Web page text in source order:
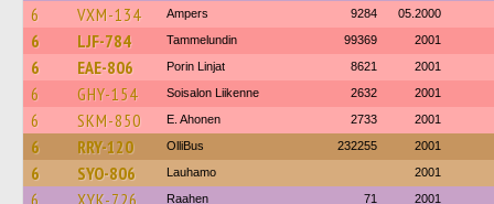
6 VXM-134 Ampers 9284 05.2000
6 LJF-784 Tammelundin 99369 2001
6 EAE-806 Porin Linjat 8621 2001
6 GHY-154 Soisalon Liikenne 2632 2001
6 SKM-850 E. Ahonen 2733 2001
6 RRY-120 OlliBus 232255 2001
6 SYO-806 Lauhamo 2001
6 XYK-726 Raahen 71 2001